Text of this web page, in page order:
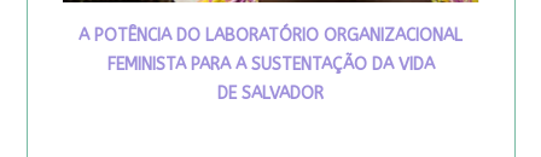
A POTÊNCIA DO LABORATÓRIO ORGANIZACIONAL
FEMINISTA PARA A SUSTENTAÇÃO DA VIDA
DE SALVADOR